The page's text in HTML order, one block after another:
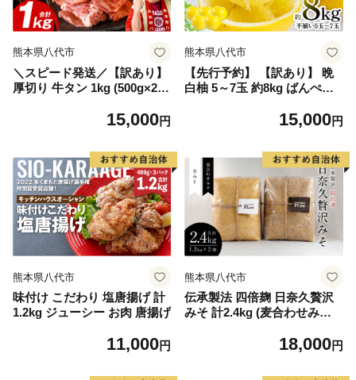
熊本県八代市
＼スピード発送／【訳あり】
厚切り 牛タン 1kg (500g×2パ
化加工 牛肉 牛たん タン元 タ
送】
15,000円
熊本県八代市
【先行予約】 【訳あり】 晩
白柚 5～7玉 約8kg ばんぺい
ツ 柑橘 柑橘類 熊本県 八代市
15,000円
熊本県八代市
味付け こだわり 塩唐揚げ 計
1.2kg ジューシー お肉 唐揚げ
11,000円
熊本県八代市
伝承製法 四倍麹 日奈久贅沢
みそ 計2.4kg (麦合わせみそ/
麦味噌 米味噌 熊本県 八代市
18,000円